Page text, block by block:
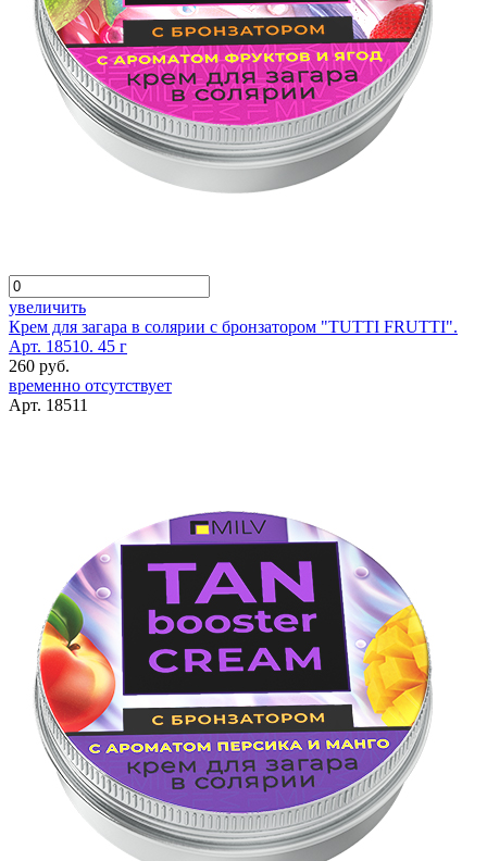
увеличить
Крем для загара в солярии с бронзатором "TUTTI FRUTTI".
Арт. 18510. 45 г
260 руб.
временно отсутствует
Арт. 18511